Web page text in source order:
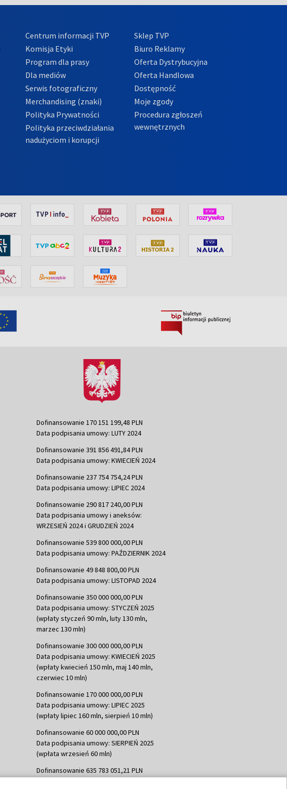
Centrum informacji TVP
Komisja Etyki
Program dla prasy
Dla mediów
Serwis fotograficzny
Merchandising (znaki)
Polityka Prywatności
Polityka przeciwdziałania
nadużyciom i korupcji
Sklep TVP
Biuro Reklamy
Oferta Dystrybucyjna
Oferta Handlowa
Dostępność
Moje zgody
Procedura zgłoszeń
wewnętrznych
Dofinansowanie 170 151 199,48 PLN
Data podpisania umowy: LUTY 2024
Dofinansowanie 391 856 491,84 PLN
Data podpisania umowy: KWIECIEŃ 2024
Dofinansowanie 237 754 754,24 PLN
Data podpisania umowy: LIPIEC 2024
Dofinansowanie 290 817 240,00 PLN
Data podpisania umowy i aneksów:
WRZESIEŃ 2024 i GRUDZIEŃ 2024
Dofinansowanie 539 800 000,00 PLN
Data podpisania umowy: PAŹDZIERNIK 2024
Dofinansowanie 49 848 800,00 PLN
Data podpisania umowy: LISTOPAD 2024
Dofinansowanie 350 000 000,00 PLN
Data podpisania umowy: STYCZEŃ 2025
(wpłaty styczeń 90 mln, luty 130 mln,
marzec 130 mln)
Dofinansowanie 300 000 000,00 PLN
Data podpisania umowy: KWIECIEŃ 2025
(wpłaty kwiecień 150 mln, maj 140 mln,
czerwiec 10 mln)
Dofinansowanie 170 000 000,00 PLN
Data podpisania umowy: LIPIEC 2025
(wpłaty lipiec 160 mln, sierpień 10 mln)
Dofinansowanie 60 000 000,00 PLN
Data podpisania umowy: SIERPIEŃ 2025
(wpłata wrzesień 60 mln)
Dofinansowanie 635 783 051,21 PLN